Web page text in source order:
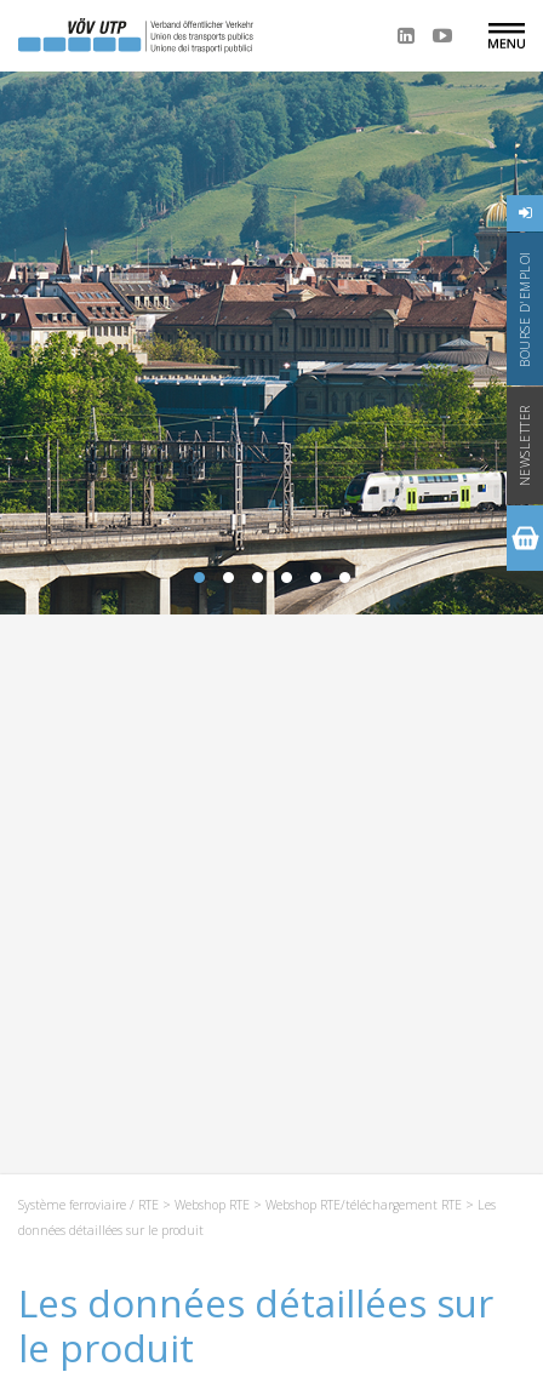
BOURSE D'EMPLOI
NEWSLETTER
Système ferroviaire / RTE > Webshop RTE > Webshop RTE/téléchargement RTE > Les
données détaillées sur le produit
Les données détaillées sur
le produit